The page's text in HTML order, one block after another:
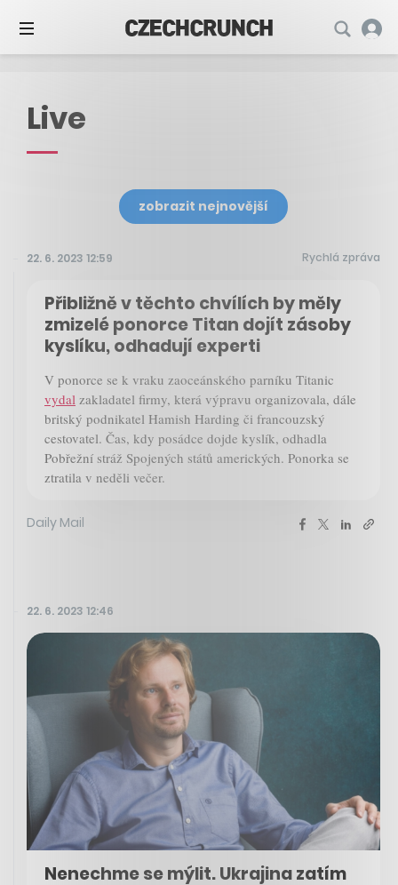
Live
zobrazit nejnovější
22. 6. 2023 12:59 Rychlá zpráva
Přibližně v těchto chvílích by měly
zmizelé ponorce Titan dojít zásoby
kyslíku, odhadují experti
V ponorce se k vraku zaoceánského parníku Titanic
vydal zakladatel firmy, která výpravu organizovala, dále
britský podnikatel Hamish Harding či francouzský
cestovatel. Čas, kdy posádce dojde kyslík, odhadla
Pobřežní stráž Spojených států amerických. Ponorka se
ztratila v neděli večer.
Daily Mail
22. 6. 2023 12:46
Nenechme se mýlit. Ukrajina zatím